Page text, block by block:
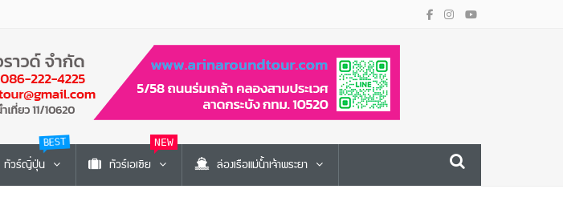
ทัวร์ญี่ปุ่น
BEST
ทัวร์เอเซีย
NEW
ล่องเรือแม่น้ำเจ้าพระยา